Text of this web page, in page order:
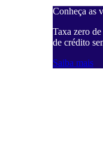
Conheça as
Taxa zero
de crédito
Saiba mais